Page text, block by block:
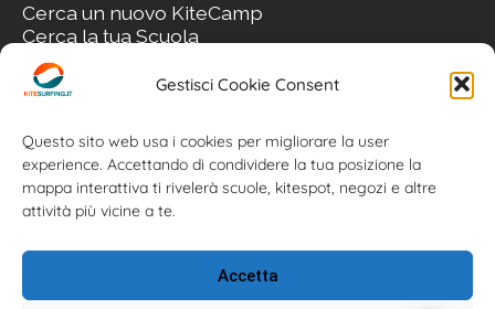
Gestisci Cookie Consent
Questo sito web usa i cookies per migliorare la user
experience. Accettando di condividere la tua posizione la
mappa interattiva ti rivelerà scuole, kitespot, negozi e altre
attività più vicine a te.
Accetta
Cerca un nuovo KiteCamp
Cerca la tua Scuola
Cerca il tuo KiteSpot
Cerca Accommodation